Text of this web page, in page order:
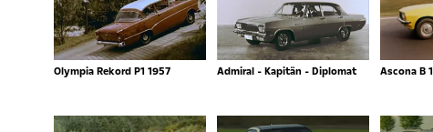
Olympia Rekord P1 1957 Admiral - Kapitän - Diplomat Ascona B